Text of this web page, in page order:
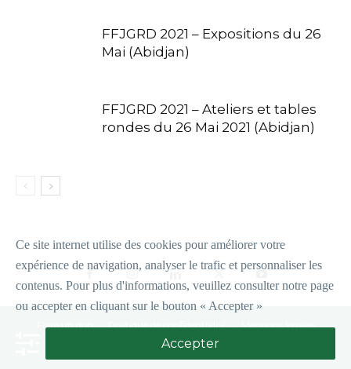
FFJGRD 2021 – Expositions du 26
Mai (Abidjan)
FFJGRD 2021 – Ateliers et tables
rondes du 26 Mai 2021 (Abidjan)
Faire un don Politique de confidentialité Mentions légales
© Copyright 2026 Fondation Magic System
Ce site internet utilise des cookies pour améliorer votre
expérience de navigation, analyser le trafic et personnaliser les
contenus. Pour plus d'informations, veuillez consulter notre page
ou accepter en cliquant sur le bouton « Accepter »
Accepter